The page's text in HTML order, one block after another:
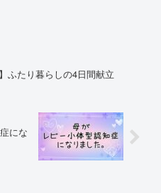
】ふたり暮らしの4日間献立
にな